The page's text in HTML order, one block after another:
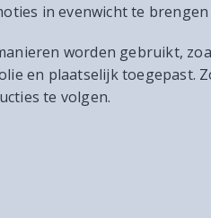
in evenwicht te
worden gebruikt,
en plaatselijk toegepast.
te volgen.